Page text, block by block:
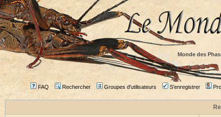
Monde des
FAQ Rechercher Groupes d'utilisateurs S'enregistrer